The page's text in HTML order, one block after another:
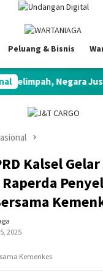
Peluang & Bisnis
Negara Justru
Kalsel Gelar
2025
Kemenkes